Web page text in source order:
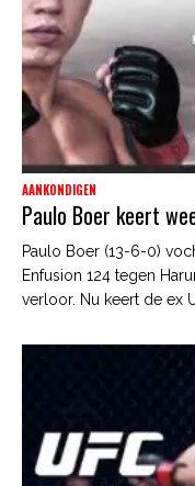
AANKONDIGEN
Paulo Boer keert
Paulo Boer (13-6-0)
Enfusion 124 tegen
verloor. Nu keert de ex